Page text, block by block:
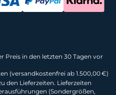
Preis in den letzten 30 Tagen vor
(versandkostenfrei ab 1.500,00 €)
den Lieferzeiten. Lieferzeiten
(Sondergrößen,